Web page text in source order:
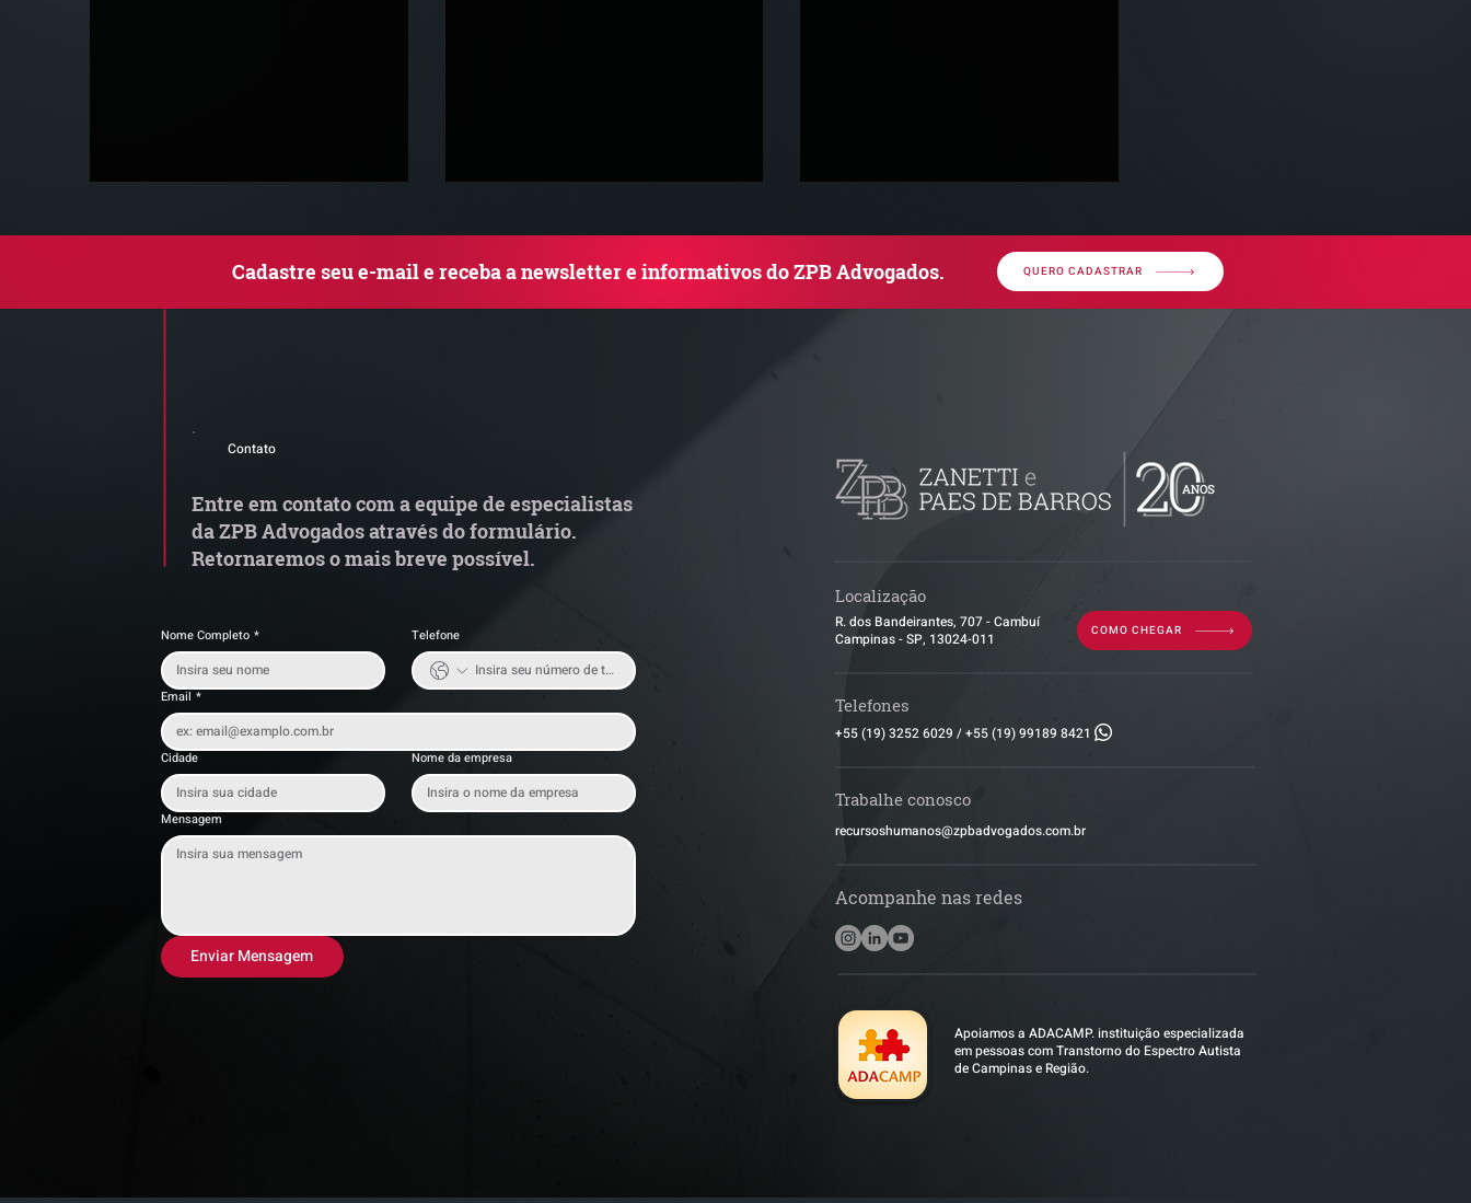
do transporte rodoviário de
cargas e exige atenção das
de ações trabalhistas
Cadastre seu e-mail e receba a newsletter e informativos do ZPB Advogados. QUERO CADASTRAR
Contato
Entre em contato com a equipe de especialistas
da ZPB Advogados através do formulário.
Retornaremos o mais breve possível.
Nome Completo * Telefone
Email *
Cidade Nome da empresa
Mensagem
Enviar Mensagem
Localização
R. dos Bandeirantes, 707 - Cambuí
Campinas - SP, 13024-011
COMO CHEGAR
Telefones
+55 (19) 3252 6029 /+55 (19) 99189 8421
Trabalhe conosco
​recursoshumanos@zpbadvogados.com.br
Acompanhe nas redes
Apoiamos a ADACAMP. instituição especializada
em pessoas com Transtorno do Espectro Autista
de Campinas e Região.